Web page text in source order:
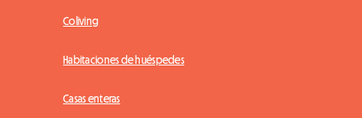
Coliving
Habitaciones de huéspedes
Casas enteras